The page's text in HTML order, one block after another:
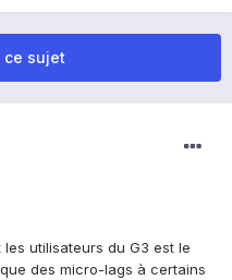
ce sujet
utilisateurs du G3 est le
des micro-lags à certains